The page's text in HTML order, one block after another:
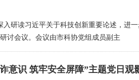
读习近平关于科技创新重要论述，进一
讨会议。会议由市科协党组成员副主
意识 筑牢安全屏障”主题党日观